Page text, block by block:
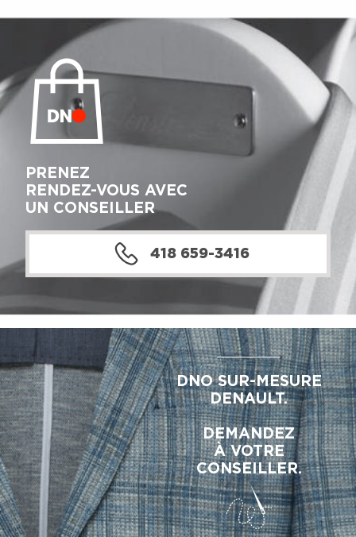
PRENEZ
RENDEZ-VOUS AVEC
UN CONSEILLER
418 659-3416
DNO SUR-MESURE
DENAULT.
DEMANDEZ
À VOTRE
CONSEILLER.